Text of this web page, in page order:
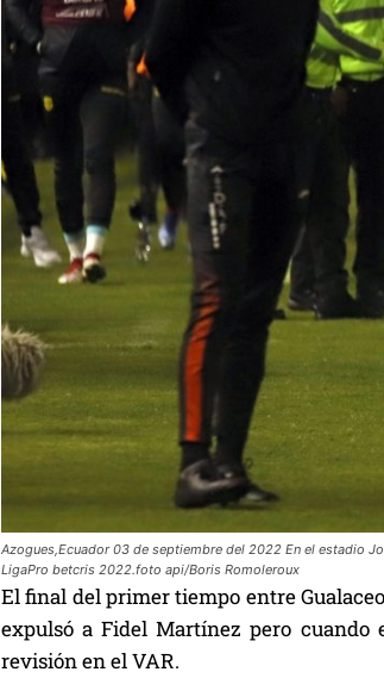
Azogues,Ecuador 03 de septiembre del 2022 En el estadio
LigaPro betcris 2022.foto api/Boris Romoleroux
El final del primer tiempo entre
expulsó a Fidel Martínez pero
revisión en el VAR.